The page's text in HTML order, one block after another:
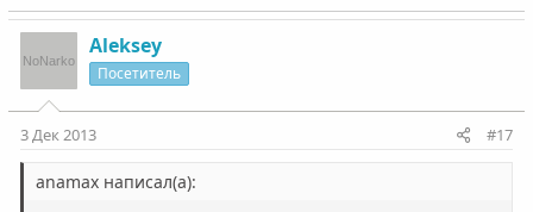
Aleksey
Посетитель
3 Дек 2013 #17
anamax написал(а):